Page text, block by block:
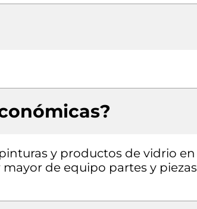
y productos de vidrio en
de equipo partes y piezas